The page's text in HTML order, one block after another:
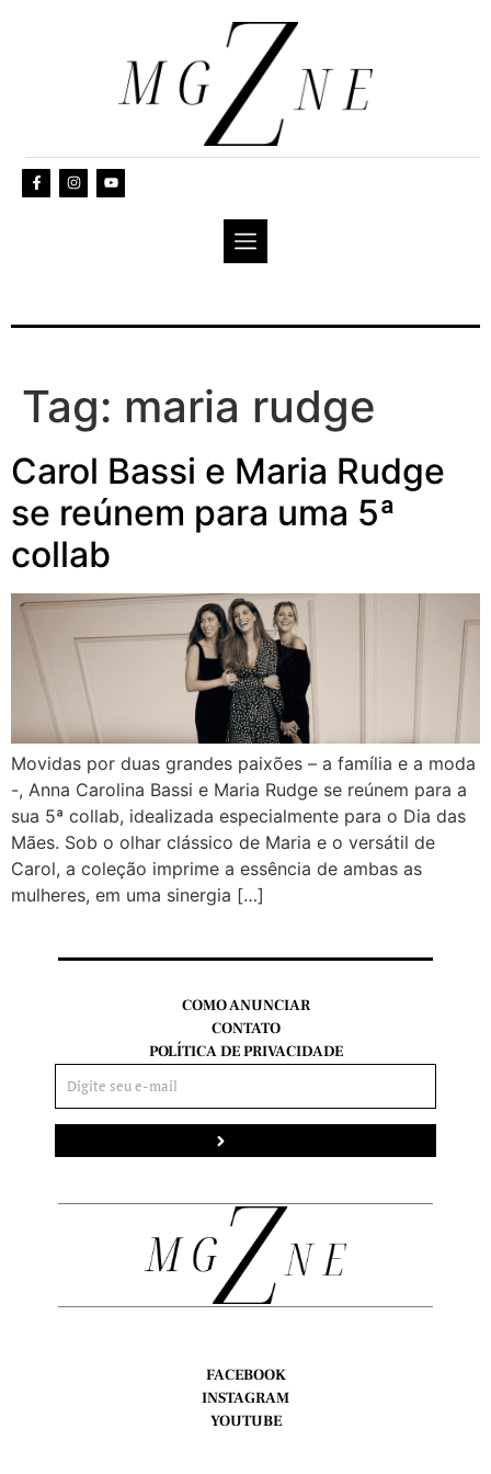
Tag: maria rudge
Carol Bassi e Maria Rudge
se reúnem para uma 5ª
collab
Movidas por duas grandes paixões – a família e a moda
-, Anna Carolina Bassi e Maria Rudge se reúnem para a
sua 5ª collab, idealizada especialmente para o Dia das
Mães. Sob o olhar clássico de Maria e o versátil de
Carol, a coleção imprime a essência de ambas as
mulheres, em uma sinergia […]
FACEBOOK
INSTAGRAM
YOUTUBE
COMO ANUNCIAR
CONTATO
POLÍTICA DE PRIVACIDADE